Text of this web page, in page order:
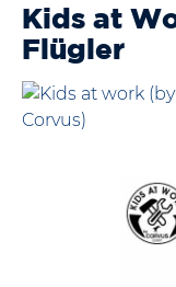
Kids at
Flügler
Bildergalerie